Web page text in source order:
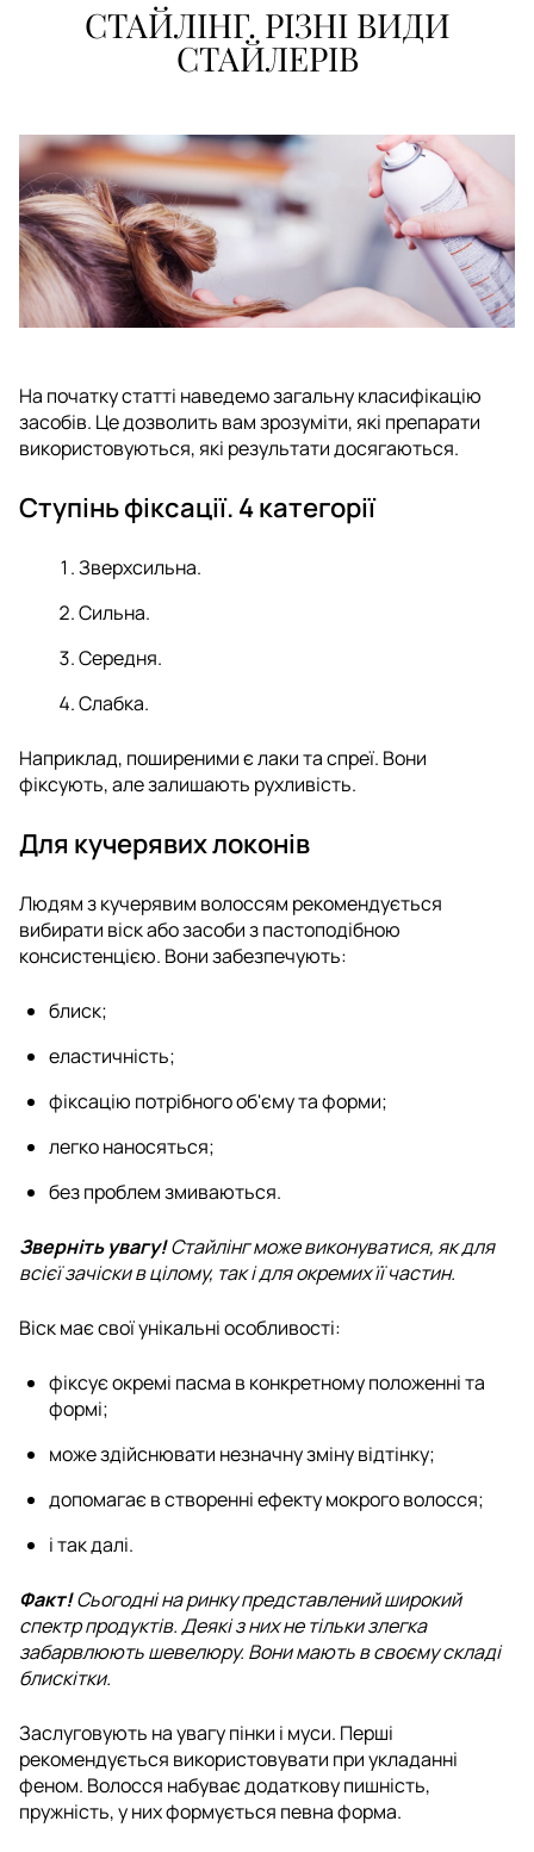
СТАЙЛІНГ. РІЗНІ ВИДИ
СТАЙЛЕРІВ
На початку статті наведемо загальну класифікацію
засобів. Це дозволить вам зрозуміти, які препарати
використовуються, які результати досягаються.
Ступінь фіксації. 4 категорії
Зверхсильна.
Сильна.
Середня.
Слабка.
Наприклад, поширеними є лаки та спреї. Вони
фіксують, але залишають рухливість.
Для кучерявих локонів
Людям з кучерявим волоссям рекомендується
вибирати віск або засоби з пастоподібною
консистенцією. Вони забезпечують:
блиск;
еластичність;
фіксацію потрібного об'єму та форми;
легко наносяться;
без проблем змиваються.
Зверніть увагу!Стайлінг може виконуватися, як для
всієї зачіски в цілому, так і для окремих її частин.
Віск має свої унікальні особливості:
фіксує окремі пасма в конкретному положенні та
формі;
може здійснювати незначну зміну відтінку;
допомагає в створенні ефекту мокрого волосся;
і так далі.
Факт!Сьогодні на ринку представлений широкий
спектр продуктів. Деякі з них не тільки злегка
забарвлюють шевелюру. Вони мають в своєму складі
блискітки.
Заслуговують на увагу пінки і муси. Перші
рекомендується використовувати при укладанні
феном. Волосся набуває додаткову пишність,
пружність, у них формується певна форма.